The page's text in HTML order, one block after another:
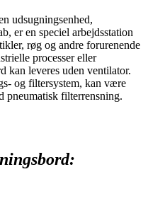
udsugningsenhed,
er en speciel arbejdsstation
røg og andre forurenende
processer eller
kan leveres uden ventilator.
og filtersystem, kan være
pneumatisk filterrensning.